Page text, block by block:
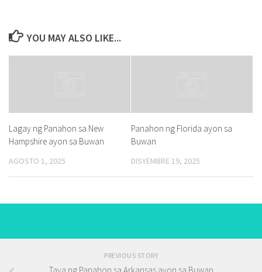
YOU MAY ALSO LIKE...
Lagay ng Panahon sa New
Hampshire ayon sa Buwan
AGOSTO 1, 2025
Panahon ng Florida ayon sa
Buwan
DISYEMBRE 19, 2025
PREVIOUS STORY